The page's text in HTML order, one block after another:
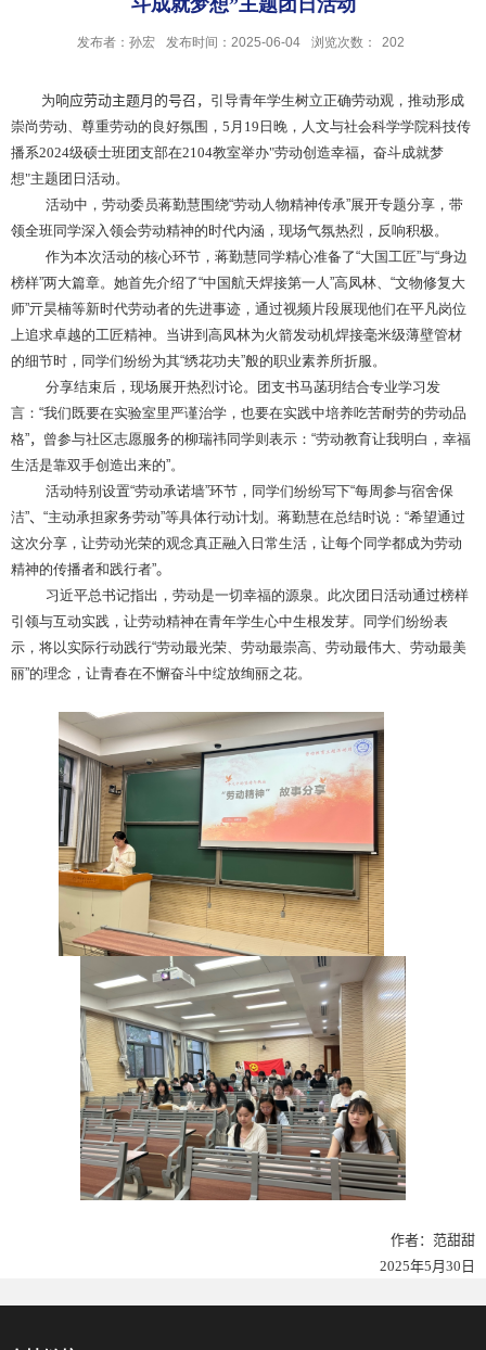
发布者：孙宏 发布时间：2025-06-04 浏览次数： 202
为响应劳动主题月的号召， 引导青年学生树立正确劳动观，推动形成
崇尚劳动、尊重劳动的良好氛围， 5 月 19 日晚，人文与社会科学学院科技传
播系2024级硕士班团支部在2104教室举办"劳动创造幸福， 奋斗成就梦
想"主题团日活动。
活动中，劳动委员蒋勤慧围绕“劳动人物精神传承”展开专题分享，带
领全班同学深入领会劳动精神的时代内涵，现场气氛热烈，反响积极。
作为本次活动的核心环节，蒋勤慧同学精心准备了“大国工匠”与“身边
榜样”两大篇章。她首先介绍了“中国航天焊接第一人 ”高凤林、 “文物修复大
师”亓昊楠等新时代劳动者的先进事迹，通过视频片段展现他们在平凡岗位
上追求卓越的工匠精神。当讲到高凤林为火箭发动机焊接毫米级薄壁管材
的细节时，同学们纷纷为其“绣花功夫”般的职业素养所折服。
分享结束后，现场展开热烈讨论。团支书马菡玥结合专业学习发
言： “我们既要在实验室里严谨治学，也要在实践中培养吃苦耐劳的劳动品
格”， 曾参与社区志愿服务的柳瑞祎同学则表示： “劳动教育让我明白，幸福
生活是靠双手创造出来的”。
活动特别设置“劳动承诺墙”环节，同学们纷纷写下“每周参与宿舍保
洁”、“主动承担家务劳动”等具体行动计划。蒋勤慧在总结时说： “希望通过
这次分享，让劳动光荣的观念真正融入日常生活，让每个同学都成为劳动
精神的传播者和践行者”。
习近平总书记指出，劳动是一切幸福的源泉。此次团日活动通过榜样
引领与互动实践，让劳动精神在青年学生心中生根发芽。同学们纷纷表
示，将以实际行动践行“劳动最光荣、劳动最崇高、劳动最伟大、劳动最美
丽”的理念，让青春在不懈奋斗中绽放绚丽之花。
作者：范甜甜
2025年5 月 30 日